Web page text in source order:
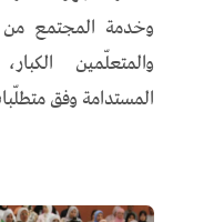
وخدمة المجتمع من
والمتعلّمين
المستدامة وفق